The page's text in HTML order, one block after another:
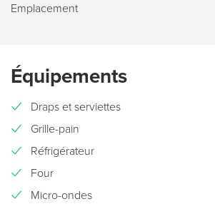
Emplacement
Équipements
Draps et serviettes
Grille-pain
Réfrigérateur
Four
Micro-ondes